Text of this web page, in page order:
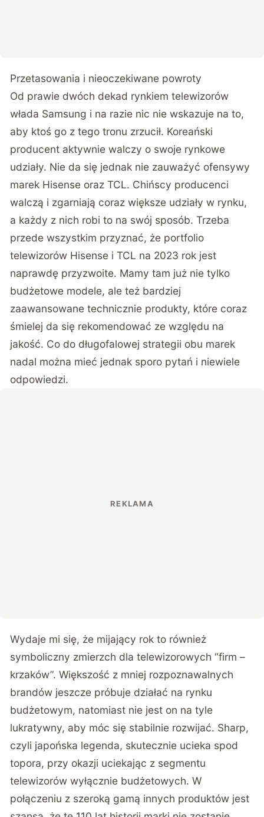
Przetasowania i nieoczekiwane powroty
Od prawie dwóch dekad rynkiem telewizorów
włada Samsung i na razie nic nie wskazuje na to,
aby ktoś go z tego tronu zrzucił. Koreański
producent aktywnie walczy o swoje rynkowe
udziały. Nie da się jednak nie zauważyć ofensywy
marek Hisense oraz TCL. Chińscy producenci
walczą i zgarniają coraz większe udziały w rynku,
a każdy z nich robi to na swój sposób. Trzeba
przede wszystkim przyznać, że portfolio
telewizorów Hisense i TCL na 2023 rok jest
naprawdę przyzwoite. Mamy tam już nie tylko
budżetowe modele, ale też bardziej
zaawansowane technicznie produkty, które coraz
śmielej da się rekomendować ze względu na
jakość. Co do długofalowej strategii obu marek
nadal można mieć jednak sporo pytań i niewiele
odpowiedzi.
Wydaje mi się, że mijający rok to również
symboliczny zmierzch dla telewizorowych “firm –
krzaków”. Większość z mniej rozpoznawalnych
brandów jeszcze próbuje działać na rynku
budżetowym, natomiast nie jest on na tyle
lukratywny, aby móc się stabilnie rozwijać. Sharp,
czyli japońska legenda, skutecznie ucieka spod
topora, przy okazji uciekając z segmentu
telewizorów wyłącznie budżetowych. W
połączeniu z szeroką gamą innych produktów jest